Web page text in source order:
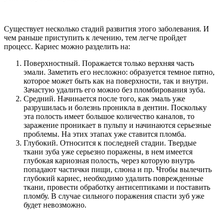
Существует несколько стадий развития этого заболевания. И
чем раньше приступить к лечению, тем легче пройдет
процесс. Кариес можно разделить на:
Поверхностный. Поражается только верхняя часть
эмали. Заметить его несложно: образуется темное пятно,
которое может быть как на поверхности, так и внутри.
Зачастую удалить его можно без пломбирования зуба.
Средний. Начинается после того, как эмаль уже
разрушилась и болезнь проникла в дентин. Поскольку
эта полость имеет большое количество каналов, то
заражение проникает в пульпу и начинаются серьезные
проблемы. На этих этапах уже ставится пломба.
Глубокий. Относится к последней стадии. Твердые
ткани зуба уже серьезно поражены, в нем имеется
глубокая кариозная полость, через которую внутрь
попадают частички пищи, слюна и пр. Чтобы вылечить
глубокий кариес, необходимо удалить поврежденные
ткани, провести обработку антисептиками и поставить
пломбу. В случае сильного поражения спасти зуб уже
будет невозможно.